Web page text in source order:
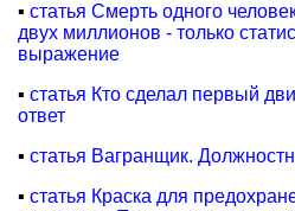
▪ статья Смерть одного
двух миллионов - только
выражение
▪ статья Кто сделал первый
ответ
▪ статья Вагранщик.
▪ статья Краска для